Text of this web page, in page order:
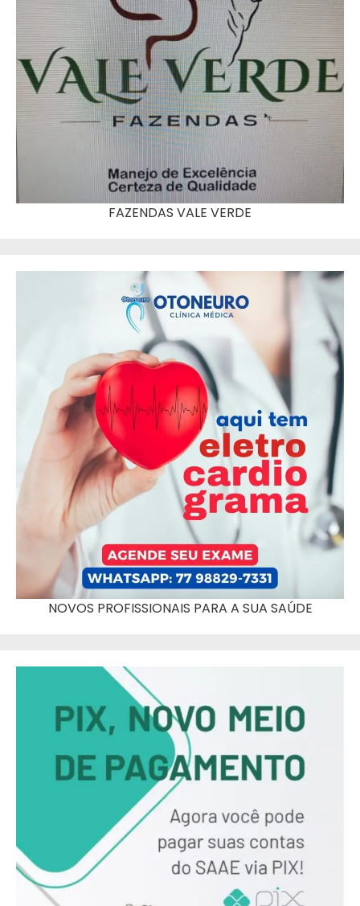
FAZENDAS VALE VERDE
NOVOS PROFISSIONAIS PARA A SUA SAÚDE